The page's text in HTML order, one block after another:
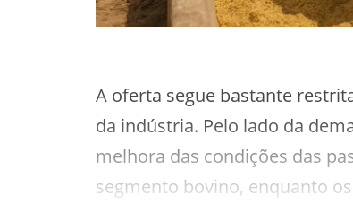
A oferta segue bastante
da indústria. Pelo lado da
melhora das condições das
segmento bovino, enquanto